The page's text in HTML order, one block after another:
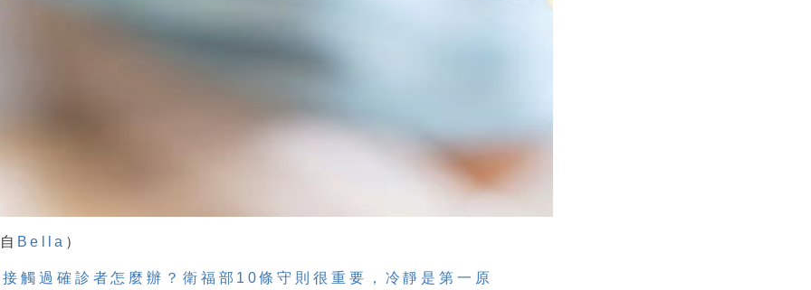
Bella ）
觸過確診者怎麼辦？衛福部10條守則很重要，冷靜是第一原